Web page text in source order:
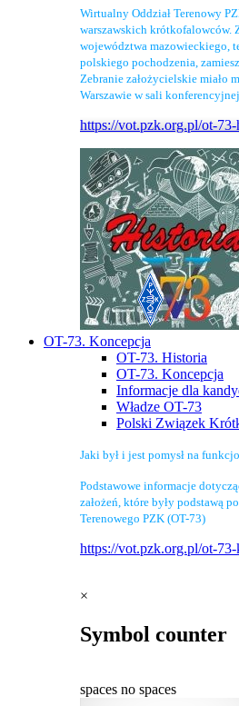
Wirtualny Oddział Terenowy
warszawskich krótkofalowców.
województwa mazowieckiego,
polskiego pochodzenia,
Zebranie założycielskie miało
Warszawie w sali
https://vot.pzk.org.pl/ot-73-
OT-73. Koncepcja
OT-73. Historia
OT-73. Koncepcja
Informacje dla
Władze OT-73
Polski Związek
Jaki był i jest pomysł na
Podstawowe informacje
założeń, które były podstawą
Terenowego PZK (OT-73)
https://vot.pzk.org.pl/ot-73-
×
Symbol counter
spaces no spaces